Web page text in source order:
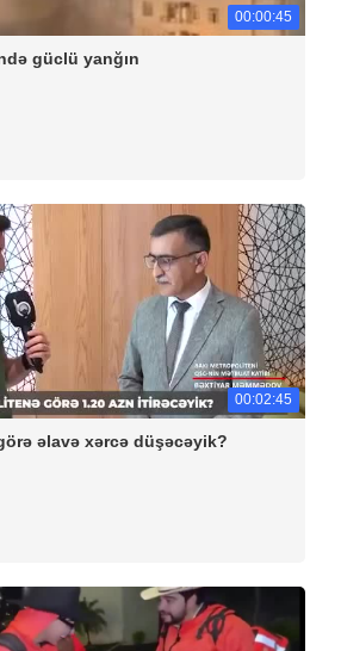
00:00:45
güclü yanğın
00:02:45
əlavə xərcə düşəcəyik?